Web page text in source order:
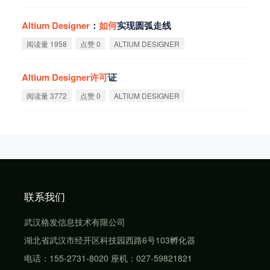
Altium Designer ： 如何实现圆弧走线
阅读量 1958 点赞 0 ALTIUM DESIGNER
Altium Designer许可证
阅读量 3772 点赞 0 ALTIUM DESIGNER
联系我们
武汉格发信息技术有限公司
湖北省武汉市经开区科技园西路6号103孵化器
电话：155-2731-8020 座机：027-59821821